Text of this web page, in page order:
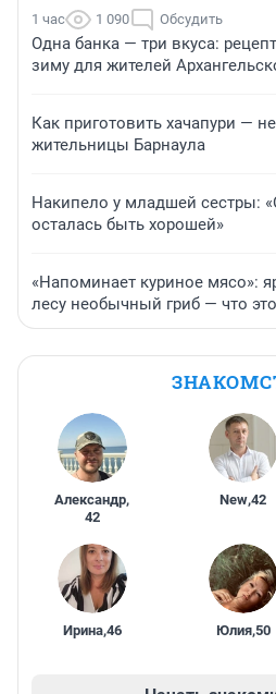
1 час 1 090 Обсудить
Одна банка — три вкуса:
зиму для жителей
Как приготовить хачапури —
жительницы Барнаула
Накипело у младшей сестры:
осталась быть хорошей»
«Напоминает куриное мясо»:
лесу необычный гриб — что это
Александр,
42
New,42
Ирина,46 Юлия,50